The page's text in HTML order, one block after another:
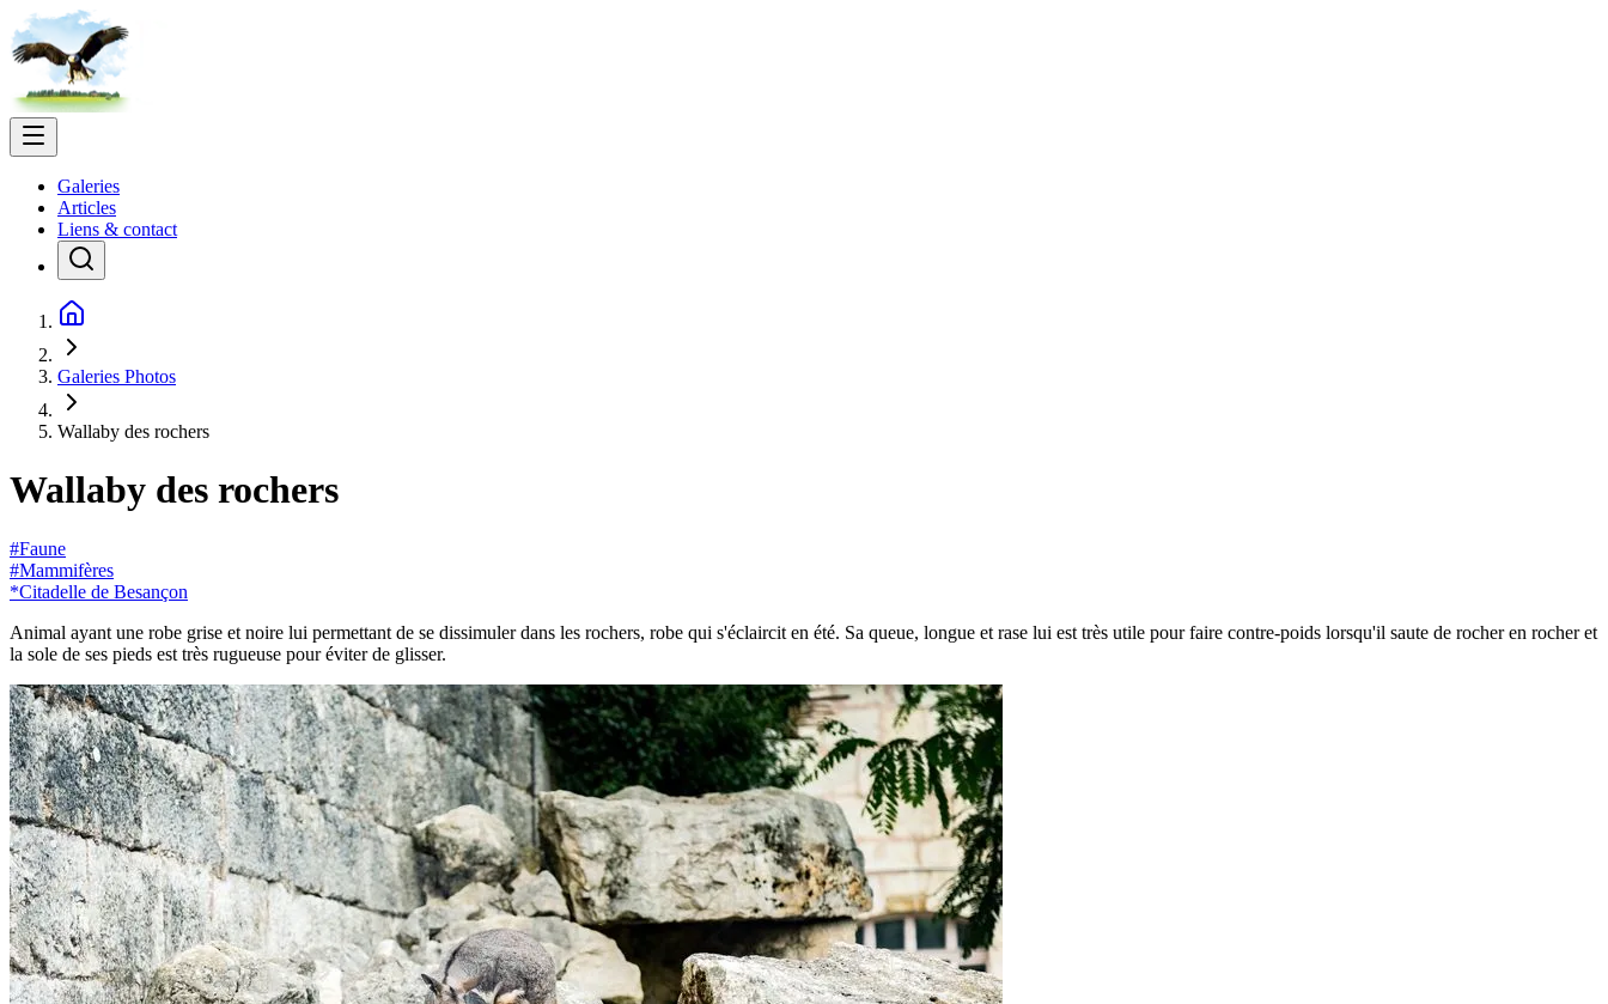
Galeries
Articles
Liens & contact
Galeries Photos
Wallaby des rochers
Wallaby des rochers
#Faune
#Mammifères
*Citadelle de Besançon
Animal ayant une robe grise et noire lui permettant de se dissimuler dans les rochers, robe qui s'éclaircit en été. Sa queue, longue et rase lui est très utile pour faire contre-poids lorsqu'il saute de rocher en rocher et
la sole de ses pieds est très rugueuse pour éviter de glisser.